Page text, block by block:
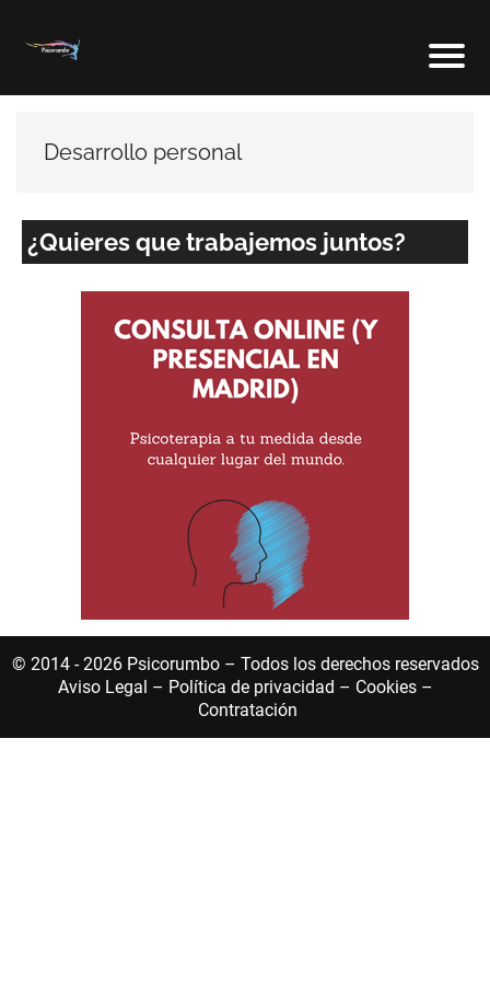
Desarrollo personal
¿Quieres que trabajemos juntos?
© 2014 - 2026 Psicorumbo – Todos los derechos reservados
Aviso Legal – Política de privacidad – Cookies–
Contratación